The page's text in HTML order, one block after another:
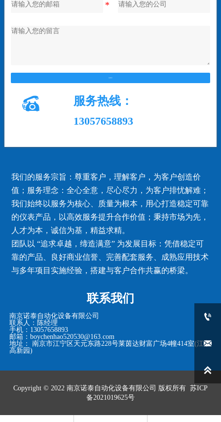
 服务热线：
13057658893
我们的服务宗旨：尊重客户，理解客户，为客户创造价
值；服务理念：全心全意，尽心尽力，为客户排忧解难；
我们始终以服务为核心、质量为根本，用心打造稳定可靠
的仪表产品，以高效服务提升合作价值；秉持市场为先，
人才为本，诚信为基，精益求精。
团队以 “追求卓越，缔造满意” 为发展目标：凭借稳定可
靠的产品、良好商业信誉、完善配套服务、成熟应用技术
与多年项目实施经验，搭建与客户合作共赢的桥梁。
联系我们
南京诺泰自动化设备有限公司
联系人：陈经理
手机：13057658893
邮箱：boychenhao520530@163.com
地址： 南京市江宁区天元东路228号莱茵达财富广场4幢414室(江宁
高新园)
Copyright © 2022 南京诺泰自动化设备有限公司 版权所有 苏ICP
备2021019625号


